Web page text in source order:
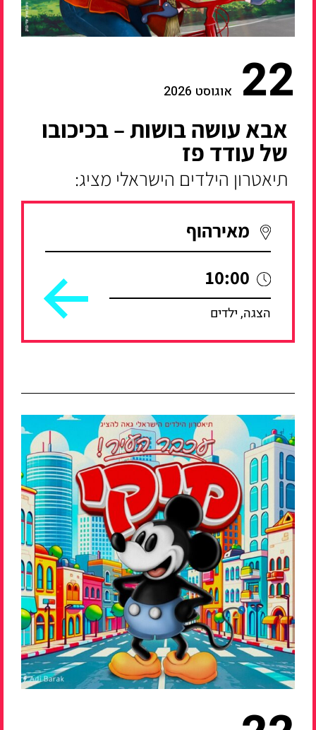
22 אוגוסט 2026
אבא עושה בושות – בכיכובו
של עודד פז
תיאטרון הילדים הישראלי מציג:
מאירהוף
10:00
הצגה, ילדים